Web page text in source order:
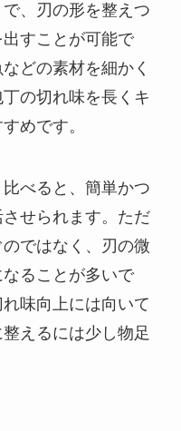
、刃の形を整えつ
すことが可能で
どの素材を細かく
の切れ味を長くキ
めです。
べると、簡単かつ
せられます。ただ
ではなく、刃の微
ることが多いで
味向上には向いて
えるには少し物足